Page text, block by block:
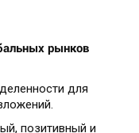
рынков
для
позитивный и